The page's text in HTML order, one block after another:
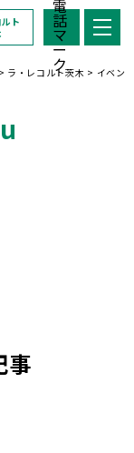
ト
> ラ・レコルト茨木 > イベン
事